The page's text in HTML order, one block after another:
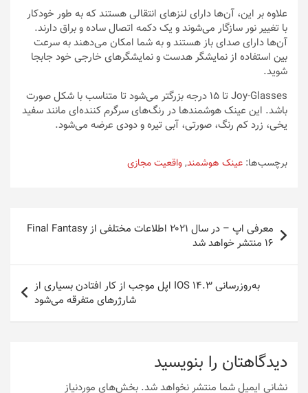
علاوه بر این، آن‌ها دارای لنز‌های انتقالی هستند که به طور خودکار
با تغییر نور سازگار می‌شوند و یک دکمه اتصال ساده و براق دارند.
آن‌ها دارای صدای باز هستند و به شما امکان می‌دهند به سرعت
بین استفاده از نمایشگر هدست و نمایشگر‌های خارجی خود جابجا
شوید.
Joy-Glasses تا ۱۵ درجه بزرگتر می‌شود تا متناسب با شکل صورت
باشد. این عینک هوشمند‌ها در رنگ‌های سرگرم کننده‌ای مانند سفید
یخی، زرد کم رنگ، صورتی، آبی تیره و دودی عرضه می‌شود.
برچسب‌ها: عینک هوشمند,واقعیت مجازی
راهبری
نوشته
معرفی اپ – در سال ۲۰۲۱ اطلاعات مختلفی از Final Fantasy
16 منتشر خواهد شد
به‌روزرسانی IOS 14.3 اپل موجب از کار افتادن بسیاری از
شارژرهای متفرقه می‌شود
دیدگاهتان را بنویسید
نشانی ایمیل شما منتشر نخواهد شد. بخش‌های موردنیاز